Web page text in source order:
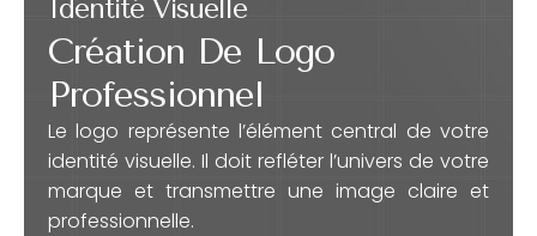
Identité Visuelle
Création De Logo
Professionnel
Le logo représente l’élément central de votre
identité visuelle. Il doit refléter l’univers de votre
marque et transmettre une image claire et
professionnelle.